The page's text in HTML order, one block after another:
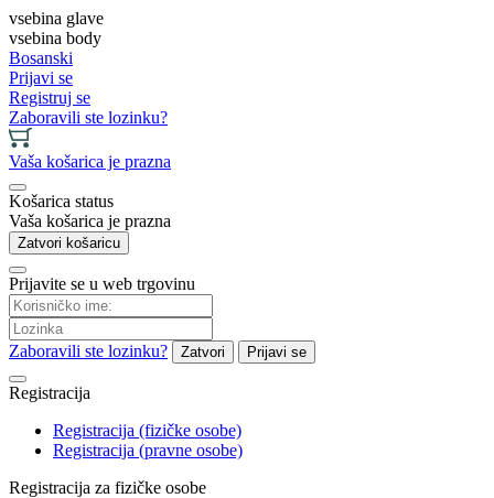
vsebina glave
vsebina body
Bosanski
Prijavi se
Registruj se
Zaboravili ste lozinku?
Vaša košarica je prazna
Košarica status
Vaša košarica je prazna
Zatvori košaricu
Prijavite se u web trgovinu
Zaboravili ste lozinku? Zatvori Prijavi se
Registracija
Registracija (fizičke osobe)
Registracija (pravne osobe)
Registracija za fizičke osobe